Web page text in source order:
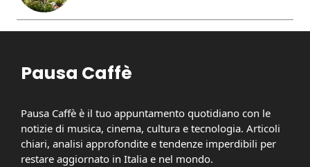
Pausa Caffè
Pausa Caffè è il tuo appuntamento quotidiano con le
notizie di musica, cinema, cultura e tecnologia. Articoli
chiari, analisi approfondite e tendenze imperdibili per
restare aggiornato in Italia e nel mondo.